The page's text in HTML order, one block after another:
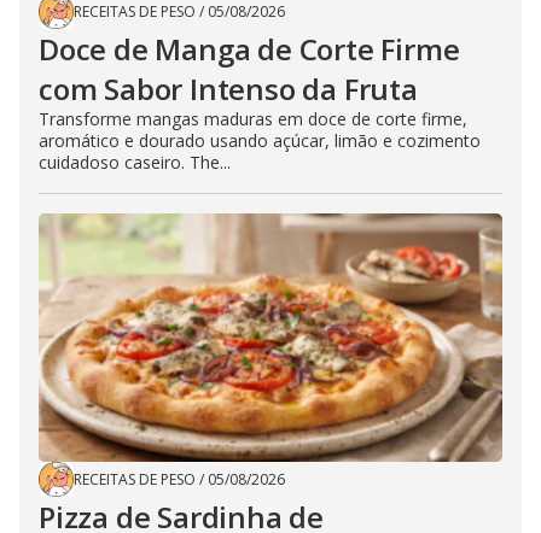
RECEITAS DE PESO / 05/08/2026
Doce de Manga de Corte Firme
com Sabor Intenso da Fruta
Transforme mangas maduras em doce de corte firme,
aromático e dourado usando açúcar, limão e cozimento
cuidadoso caseiro. The...
RECEITAS DE PESO / 05/08/2026
Pizza de Sardinha de